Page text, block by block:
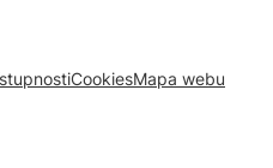
CookiesMapa webu